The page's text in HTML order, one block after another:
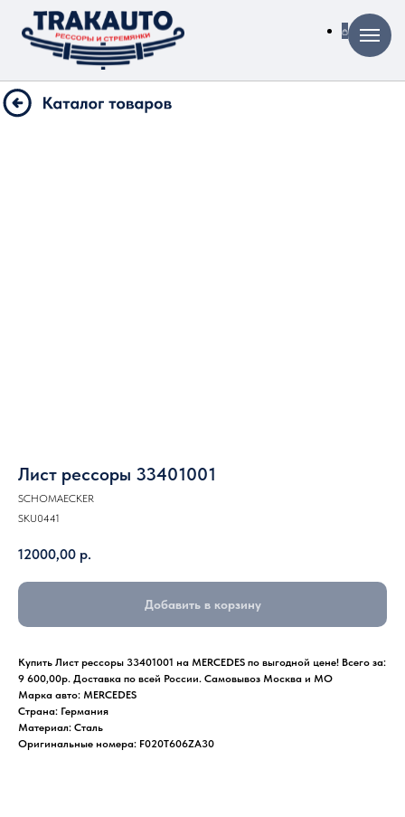
Лист рессоры 33401001
SCHOMAECKER
SKU0441
12000,00 р.
Добавить в корзину
Купить Лист рессоры 33401001 на MERCEDES по выгодной цене! Всего за:
9 600,00р. Доставка по всей России. Самовывоз Москва и МО
Марка авто: MERCEDES
Страна: Германия
Материал: Сталь
Оригинальные номера: F020T606ZA30